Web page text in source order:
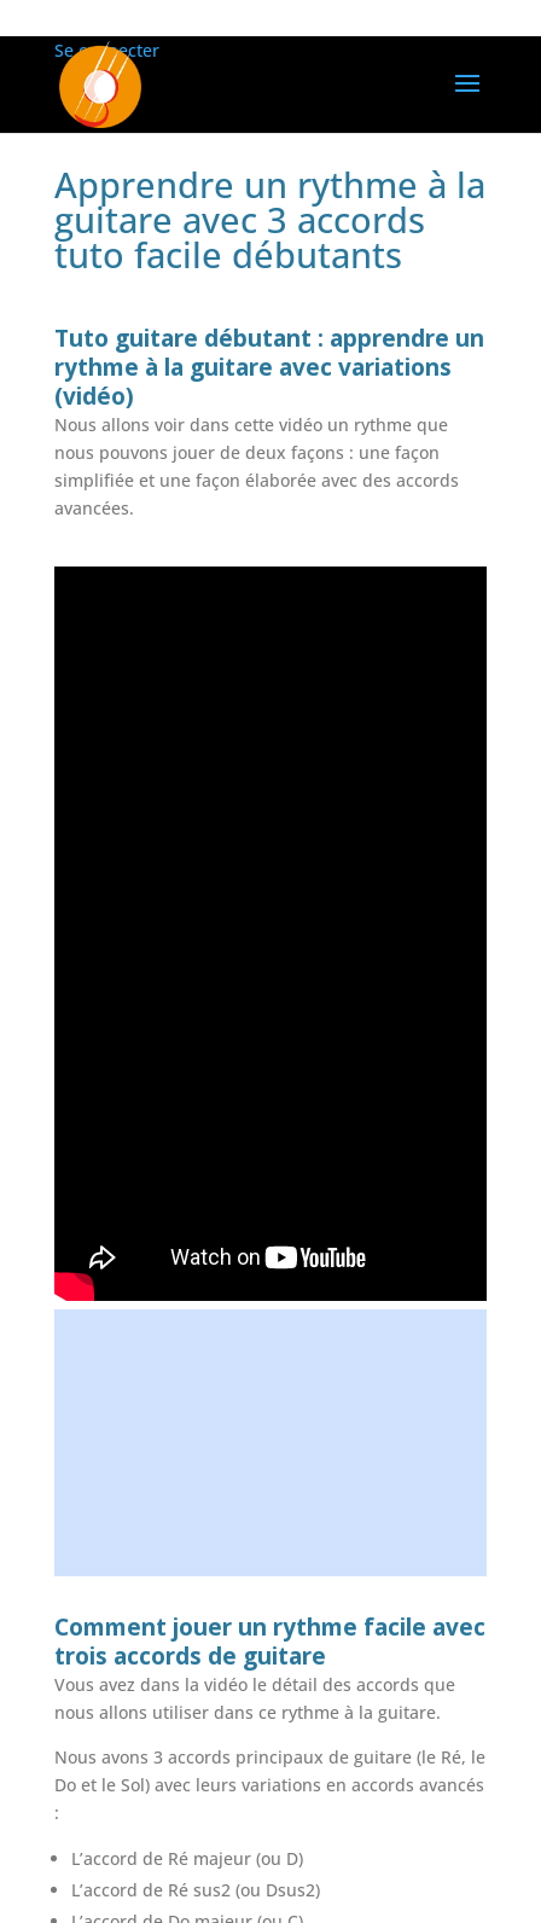
Se connecter
Apprendre un rythme à la
guitare avec 3 accords
tuto facile débutants
Tuto guitare débutant : apprendre un
rythme à la guitare avec variations
(vidéo)
Nous allons voir dans cette vidéo un rythme que
nous pouvons jouer de deux façons : une façon
simplifiée et une façon élaborée avec des accords
avancées.
Comment jouer un rythme facile avec
trois accords de guitare
Vous avez dans la vidéo le détail des accords que
nous allons utiliser dans ce rythme à la guitare.
Nous avons 3 accords principaux de guitare (le Ré, le
Do et le Sol) avec leurs variations en accords avancés
:
L’accord de Ré majeur (ou D)
L’accord de Ré sus2 (ou Dsus2)